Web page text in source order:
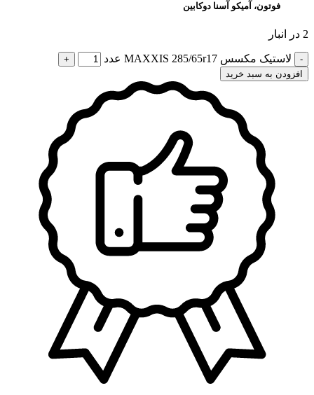
فوتون، آمیکو آسنا دوکابین
2 در انبار
لاستیک مکسس MAXXIS 285/65r17 عدد
افزودن به سبد خرید